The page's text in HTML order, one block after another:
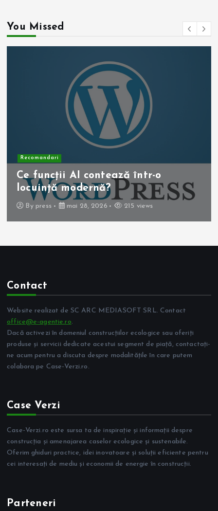
You Missed
Recomandari
Operația de colecist laparoscopică:
beneficii pentru pacient
By press mai 10, 2026 255 views
Contact
Website realizat de SC ARC MEDIASOFT SRL. Contact
office@e-agentie.ro.
Dacă activezi în domeniul construcțiilor ecologice sau oferiți
produse și servicii dedicate acestui segment de piață, contactați-
ne acum pentru a discuta despre modalitățile în care putem
colabora pe Case-Verzi.ro.
Case Verzi
Case-Verzi.ro este sursa ta de inspirație și informații despre
construcția și amenajarea caselor ecologice și sustenabile.
Oferim ghiduri practice, idei inovatoare și soluții eficiente pentru
cei interesați de mediu și economii de energie în construcții.
Parteneri